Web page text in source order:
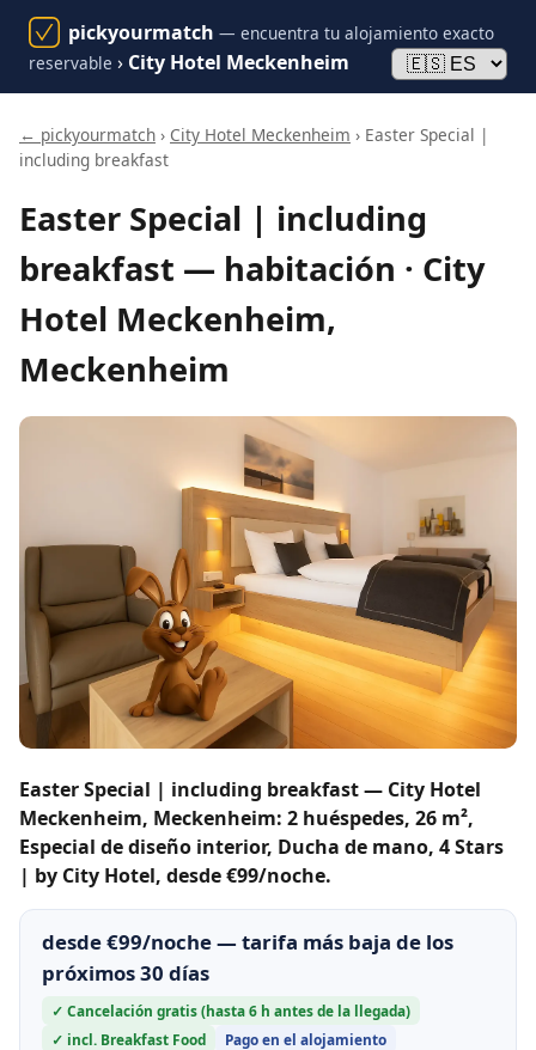
pickyourmatch — encuentra tu alojamiento exacto
reservable › City Hotel Meckenheim
← pickyourmatch › City Hotel Meckenheim › Easter Special |
including breakfast
Easter Special | including
breakfast — habitación · City
Hotel Meckenheim,
Meckenheim
Easter Special | including breakfast — City Hotel
Meckenheim, Meckenheim: 2 huéspedes, 26 m²,
Especial de diseño interior, Ducha de mano, 4 Stars
| by City Hotel, desde €99/noche.
desde €99/noche — tarifa más baja de los
próximos 30 días
✓ Cancelación gratis (hasta 6 h antes de la llegada)
✓ incl. Breakfast Food
Pago en el alojamiento